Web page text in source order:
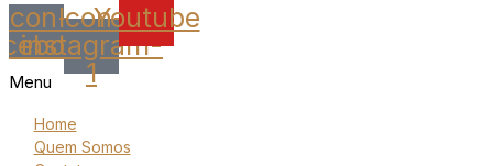
Icon-Icon-
instagram-
1
Youtube
Menu
Home
Quem Somos